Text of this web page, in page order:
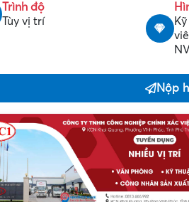
Trình độ
Tùy vị trí
Nộp